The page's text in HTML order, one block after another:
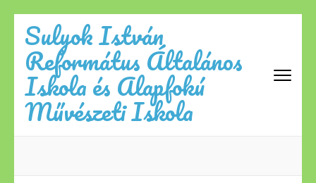
content
(Press
Enter)
Sulyok István
Református Általános
Iskola és Alapfokú
Művészeti Iskola